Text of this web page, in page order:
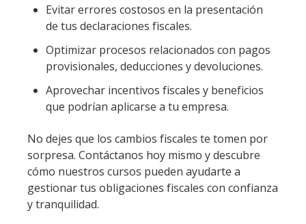
Evitar errores costosos en la presentación
de tus declaraciones fiscales.
Optimizar procesos relacionados con pagos
provisionales, deducciones y devoluciones.
Aprovechar incentivos fiscales y beneficios
que podrían aplicarse a tu empresa.
No dejes que los cambios fiscales te tomen por
sorpresa. Contáctanos hoy mismo y descubre
cómo nuestros cursos pueden ayudarte a
gestionar tus obligaciones fiscales con confianza
y tranquilidad.